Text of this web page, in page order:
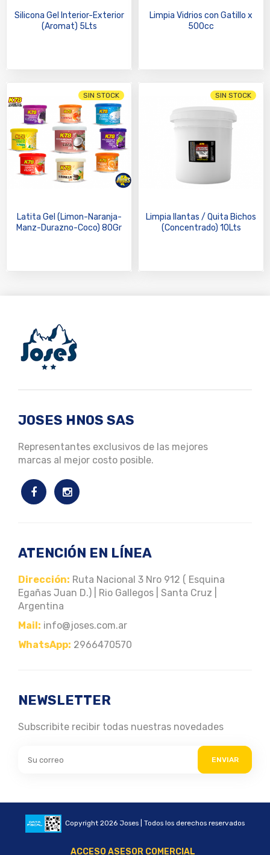
Silicona Gel Interior-Exterior
(Aromat) 5Lts
Limpia Vidrios con Gatillo x
500cc
SIN STOCK
Latita Gel (Limon-Naranja-
Manz-Durazno-Coco) 80Gr
SIN STOCK
Limpia llantas / Quita Bichos
(Concentrado) 10Lts
JOSES HNOS SAS
Representantes exclusivos de las mejores
marcas al mejor costo posible.
ATENCIÓN EN LÍNEA
Dirección: Ruta Nacional 3 Nro 912 ( Esquina
Egañas Juan D.) | Rio Gallegos | Santa Cruz |
Argentina
Mail: info@joses.com.ar
WhatsApp: 2966470570
NEWSLETTER
Subscribite recibir todas nuestras novedades
ENVIAR
Copyright 2026 Joses | Todos los derechos reservados
ACCESO ASESOR COMERCIAL